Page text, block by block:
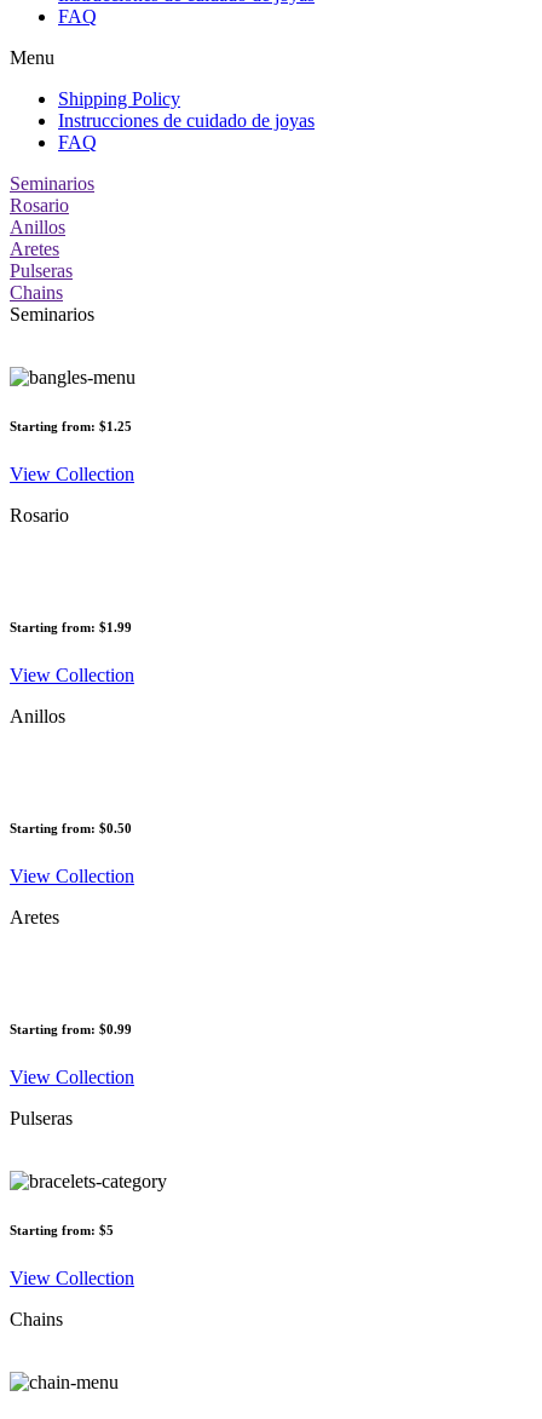
FAQ
Menu
Shipping Policy
Instrucciones de cuidado de joyas
FAQ
Seminarios
Rosario
Anillos
Aretes
Pulseras
Chains
Seminarios
Starting from: $1.25
View Collection
Rosario
Starting from: $1.99
View Collection
Anillos
Starting from: $0.50
View Collection
Aretes
Starting from: $0.99
View Collection
Pulseras
Starting from: $5
View Collection
Chains